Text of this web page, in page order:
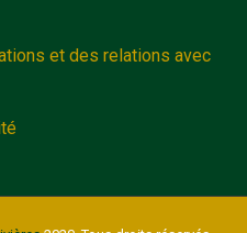
et des relations avec